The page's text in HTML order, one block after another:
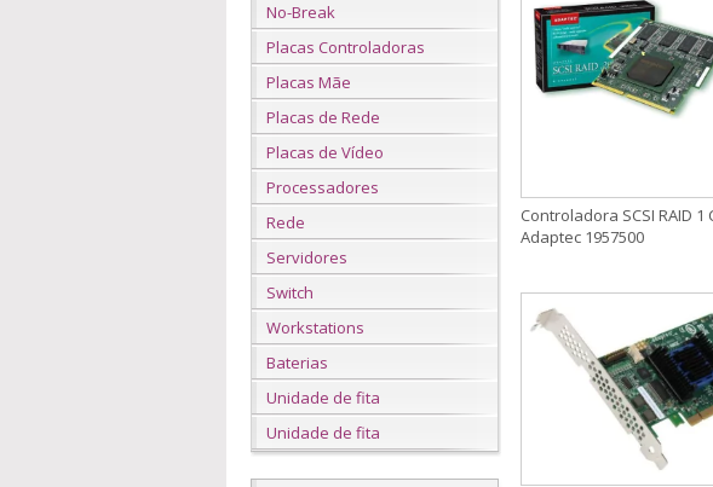
No-Break
Placas Controladoras
Placas Mãe
Placas de Rede
Placas de Vídeo
Processadores
Rede
Servidores
Switch
Workstations
Baterias
Unidade de fita
Unidade de fita
Controladora SCSI RAID 1
Adaptec 1957500